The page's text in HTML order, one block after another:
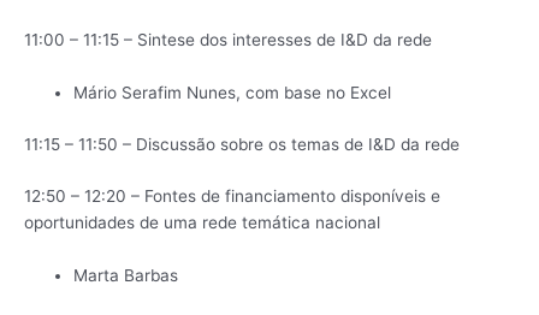
11:00 – 11:15 – Sintese dos interesses de I&D da rede
Mário Serafim Nunes, com base no Excel
11:15 – 11:50 – Discussão sobre os temas de I&D da rede
12:50 – 12:20 – Fontes de financiamento disponíveis e
oportunidades de uma rede temática nacional
Marta Barbas